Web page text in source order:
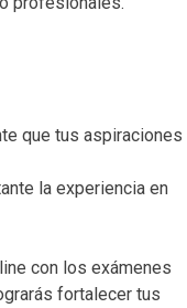
que tus aspiraciones
la experiencia en
con los exámenes
fortalecer tus